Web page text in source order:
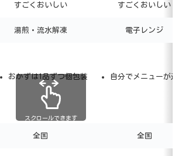
すごくおいしい すごくおいしい
湯煎・流水解凍 電子レンジ
おかずは1品ずつ個包装 自分でメニューが選
全国 全国
スクロールできます